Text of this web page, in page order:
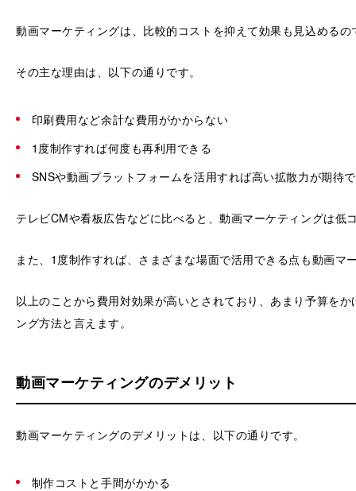
動画マーケティングは、比較的コストを抑えて効果も見込める
その主な理由は、以下の通りです。
印刷費用など余計な費用がかからない
1度制作すれば何度も再利用できる
SNSや動画プラットフォームを活用すれば高い拡散力が期待
テレビCMや看板広告などに比べると、動画マーケティングは低
また、1度制作すれば、さまざまな場面で活用できる点も動画マ
以上のことから費用対効果が高いとされており、あまり予算を
ング方法と言えます。
動画マーケティングのデメリット
動画マーケティングのデメリットは、以下の通りです。
制作コストと手間がかかる